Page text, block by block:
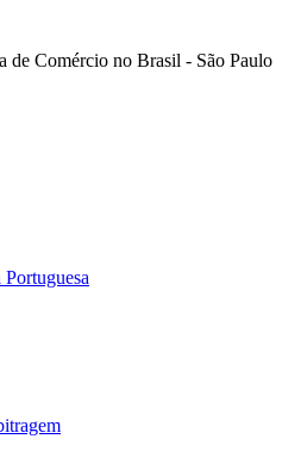
de Comércio no Brasil - São Paulo